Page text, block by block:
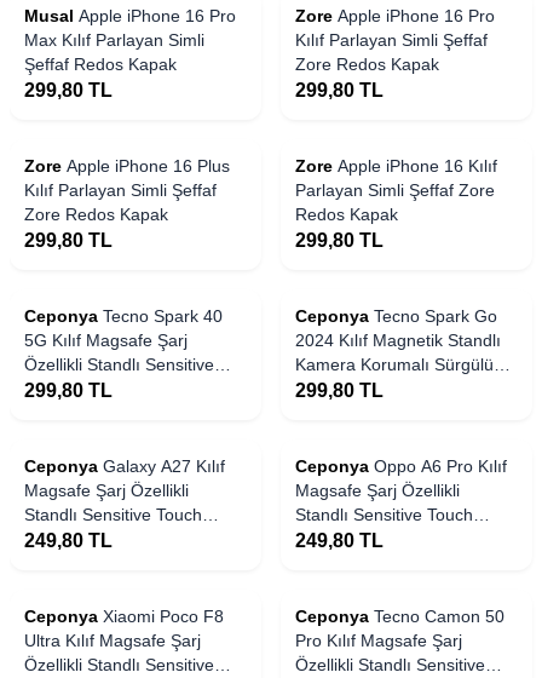
Musal Apple iPhone 16 Pro
Max Kılıf Parlayan Simli
Şeffaf Redos Kapak
299,80 TL
Zore Apple iPhone 16 Pro
Kılıf Parlayan Simli Şeffaf
Zore Redos Kapak
299,80 TL
Zore Apple iPhone 16 Plus
Kılıf Parlayan Simli Şeffaf
Zore Redos Kapak
299,80 TL
Zore Apple iPhone 16 Kılıf
Parlayan Simli Şeffaf Zore
Redos Kapak
299,80 TL
Ceponya Tecno Spark 40
5G Kılıf Magsafe Şarj
Özellikli Standlı Sensitive
Touch Samara Kapak
299,80 TL
Ceponya Tecno Spark Go
2024 Kılıf Magnetik Standlı
Kamera Korumalı Sürgülü
Vega Kapak
299,80 TL
Ceponya Galaxy A27 Kılıf
Magsafe Şarj Özellikli
Standlı Sensitive Touch
Samara Kapak
249,80 TL
Ceponya Oppo A6 Pro Kılıf
Magsafe Şarj Özellikli
Standlı Sensitive Touch
Samara Kapak
249,80 TL
Ceponya Xiaomi Poco F8
Ultra Kılıf Magsafe Şarj
Özellikli Standlı Sensitive
Ceponya Tecno Camon 50
Pro Kılıf Magsafe Şarj
Özellikli Standlı Sensitive